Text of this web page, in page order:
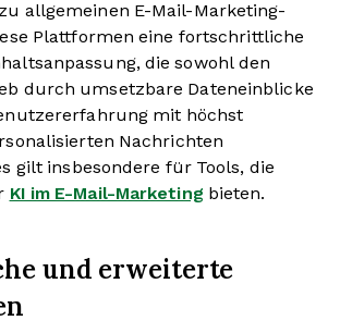
allgemeinen E-Mail-Marketing-
Plattformen eine fortschrittliche
die sowohl den
durch umsetzbare Dateneinblicke
mit höchst
Nachrichten
gilt insbesondere für Tools, die
KI im E-Mail-Marketing bieten.
und erweiterte